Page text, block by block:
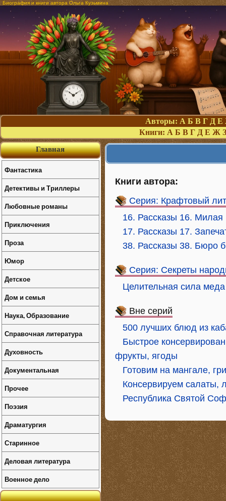
Биография и книги автора Ольга Кузьмина
Авторы: А Б В Г Д Е
Книги: А Б В Г Д Е Ж З
Книги автора:
Серия: Крафтовый
16. Рассказы 16. Милая
17. Рассказы 17.
38. Рассказы 38. Бюро
Серия: Секреты
Целительная сила меда
Вне серий
500 лучших блюд из
Быстрое
фрукты, ягоды
Готовим на мангале,
Консервируем салаты,
Республика Святой
Главная
Фантастика
Детективы и Триллеры
Любовные романы
Приключения
Проза
Юмор
Детское
Дом и семья
Наука, Образование
Справочная литература
Духовность
Документальная
Прочее
Поэзия
Драматургия
Старинное
Деловая литература
Военное дело